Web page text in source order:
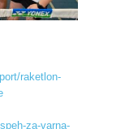
raketlon-
za-varna-